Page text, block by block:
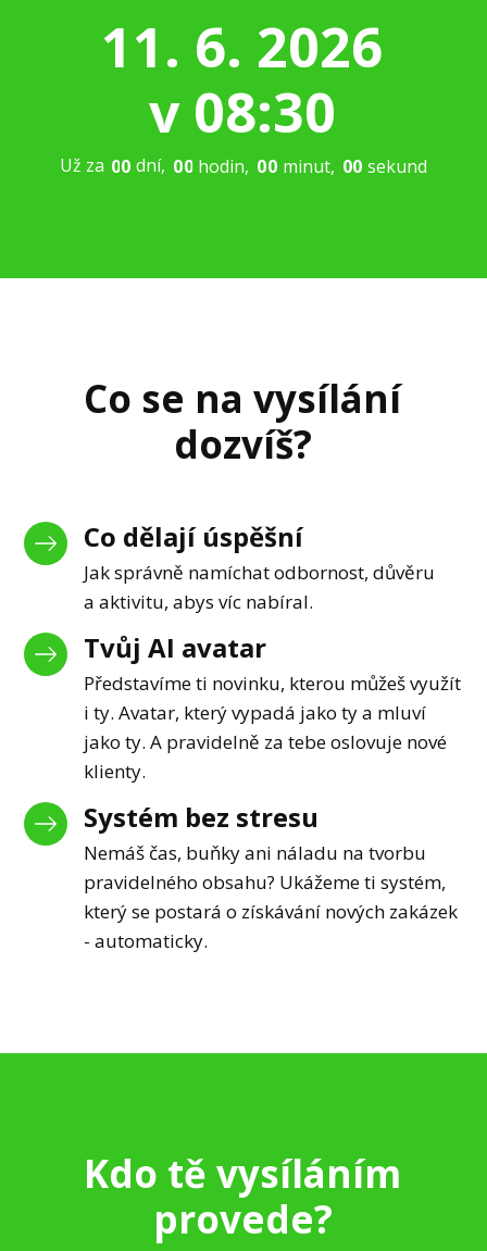
11. 6. 2026
v 08:30
Už za 00 dní 00 hodin 00 minut 00 sekund
Co se na vysílání
dozvíš?
Co dělají úspěšní
Jak správně namíchat odbornost, důvěru
a aktivitu, abys víc nabíral.
Tvůj AI avatar
Představíme ti novinku, kterou můžeš využít
i ty. Avatar, který vypadá jako ty a mluví
jako ty. A pravidelně za tebe oslovuje nové
klienty.
Systém bez stresu
Nemáš čas, buňky ani náladu na tvorbu
pravidelného obsahu? Ukážeme ti systém,
který se postará o získávání nových zakázek
- automaticky.
Kdo tě vysíláním
provede?